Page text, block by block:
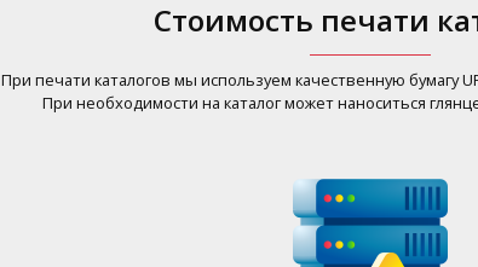
Стоимость печати
При печати каталогов мы используем качественную бумагу
При необходимости на каталог может наноситься